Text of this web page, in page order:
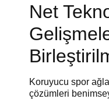
Net
Koruyucu spor
çözümleri